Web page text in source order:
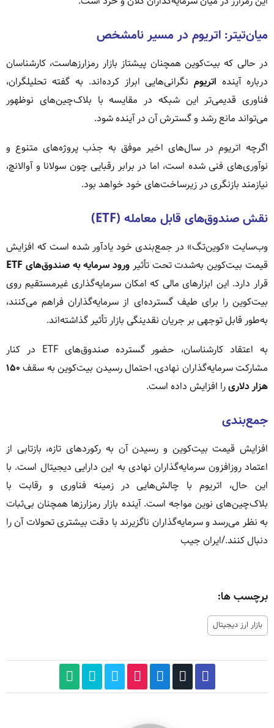
میان‌تیتر: اتریوم در مسیر نامشخص
در حالی که بیت‌کوین همچنان پیشتاز بازار رمزارزهاست، کارشناسان
درباره آینده اتریومنگرانی‌هایی ابراز کرده‌اند. به گفته تحلیلگران،
فناوری قدیمی‌تر این شبکه در مقایسه با بلاک‌چین‌های نوظهور
می‌تواند مانع رشد و گسترش آن در آینده شود.
اگرچه اتریوم در سال‌های اخیر موفق به جذب پروژه‌های متنوع و
نوآوری‌های فنی شده است، اما در برابر رقبایی چون سولانا و آوالانچ،
نیازمند بازنگری در زیرساخت‌های خود خواهد بود.
نقش صندوق‌های قابل معامله (ETF)
وب‌سایت «کوین‌تگ» در جمع‌بندی خود یادآور شده است که افزایش
قیمت بیت‌کوین به‌شدت تحت تأثیر ورود سرمایه به صندوق‌های ETF
قرار دارد. این ابزارهای مالی که امکان سرمایه‌گذاری غیرمستقیم روی
بیت‌کوین را برای طیف گسترده‌ای از سرمایه‌گذاران فراهم می‌کنند،
به‌طور قابل توجهی بر جریان نقدینگی بازار تأثیر گذاشته‌اند.
به اعتقاد کارشناسان، حضور گسترده صندوق‌های ETF در کنار
مشارکت سرمایه‌گذاران نهادی، احتمال رسیدن بیت‌کوین به سقف ۱۵۰
هزار دلاریرا افزایش داده است.
جمع‌بندی
افزایش قیمت بیت‌کوین و رسیدن آن به رکوردهای تازه، بازتابی از
اعتماد روزافزون سرمایه‌گذاران نهادی به این دارایی دیجیتال است. با
این حال، اتریوم با چالش‌هایی در زمینه فناوری و رقابت با
بلاک‌چین‌های نوین مواجه است. آینده بازار رمزارزها همچنان بی‌ثبات
به نظر می‌رسد و سرمایه‌گذاران ناگزیرند با دقت بیشتری تحولات آن را
دنبال کنند./ایران جیب
برچسب ها:
بازار ارز دیجیتال